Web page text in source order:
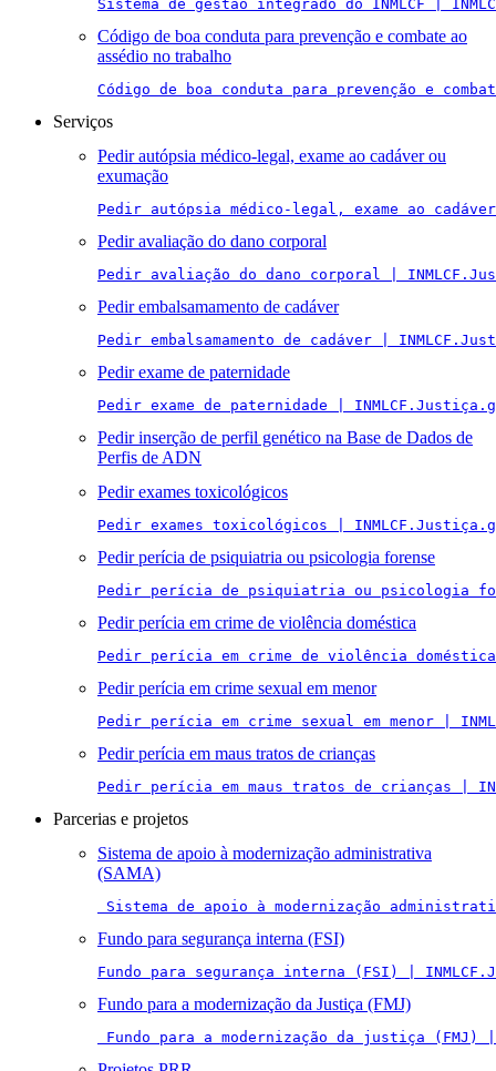
Sistema de gestão integrado do INMLCF |
Código de boa conduta para prevenção e combate ao
assédio no trabalho
Código de boa conduta para prevenção e
Serviços
Pedir autópsia médico-legal, exame ao cadáver ou
exumação
Pedir autópsia médico-legal, exame ao
Pedir avaliação do dano corporal
Pedir avaliação do dano corporal |
Pedir embalsamamento de cadáver
Pedir embalsamamento de cadáver |
Pedir exame de paternidade
Pedir exame de paternidade |
Pedir inserção de perfil genético na Base de Dados de
Perfis de ADN
Pedir exames toxicológicos
Pedir exames toxicológicos |
Pedir perícia de psiquiatria ou psicologia forense
Pedir perícia de psiquiatria ou psicologia
Pedir perícia em crime de violência doméstica
Pedir perícia em crime de violência
Pedir perícia em crime sexual em menor
Pedir perícia em crime sexual em menor |
Pedir perícia em maus tratos de crianças
Pedir perícia em maus tratos de crianças |
Parcerias e projetos
Sistema de apoio à modernização administrativa
(SAMA)
Sistema de apoio à modernização
Fundo para segurança interna (FSI)
Fundo para segurança interna (FSI) |
Fundo para a modernização da Justiça (FMJ)
Fundo para a modernização da justiça (FMJ)